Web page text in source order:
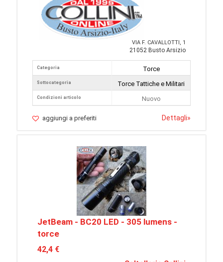
VIA F. CAVALLOTTI, 1
21052 Busto Arsizio
Categoria
Sottocategoria
Condizioni articolo
Torce
Torce Tattiche e Militari
Nuovo
aggiungi a preferiti Dettagli»
JetBeam - BC20 LED - 305 lumens -
torce
42,4 €